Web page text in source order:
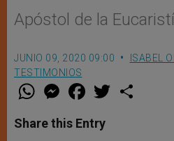
Apóstol de la
JUNIO 09, 2020 09:00
ISABEL
TESTIMONIOS
W
t
s
M
e
s
e
F
a
e
b
w
Share this Entry